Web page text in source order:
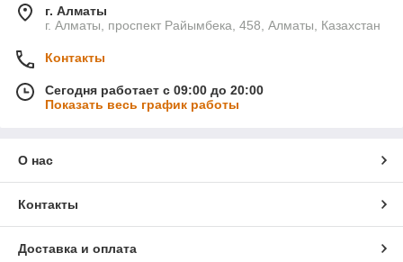
г. Алматы
г. Алматы, проспект Райымбека, 458, Алматы, Казахстан
Контакты
Сегодня работает с 09:00 до 20:00
Показать весь график работы
О нас
Контакты
Доставка и оплата